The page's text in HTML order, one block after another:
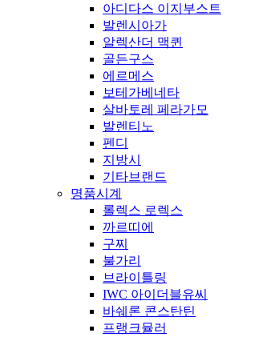
아디다스 이지부스트
발렌시아가
알렉산더 맥퀸
골든구스
에르메스
보테가베네타
살바토레 페라가모
발렌티노
펜디
지방시
기타브랜드
명품시계
롤렉스 로렉스
까르띠에
구찌
불가리
브라이틀링
IWC 아이더블유씨
바쉐론 콘스탄틴
프랭크뮬러